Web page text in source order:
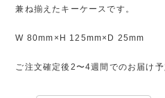
兼ね揃えたキーケースです。
W 80mm×H 125mm×D 25mm
ご注文確定後2〜4週間でのお届け予